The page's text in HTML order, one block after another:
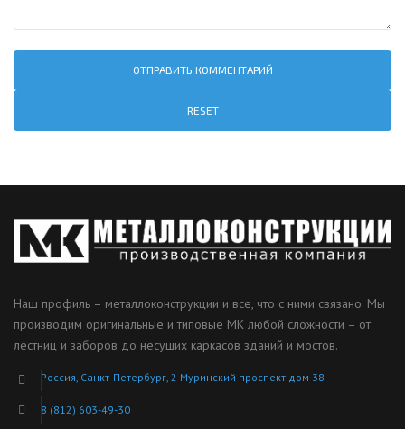
RESET
Наш профиль – металлоконструкции и все, что с ними связано. Мы
производим оригинальные и типовые МК любой сложности – от
лестниц и заборов до несущих каркасов зданий и мостов.
Россия, Санкт-Петербург, 2 Муринский проспект дом 38
8 (812) 603-49-30